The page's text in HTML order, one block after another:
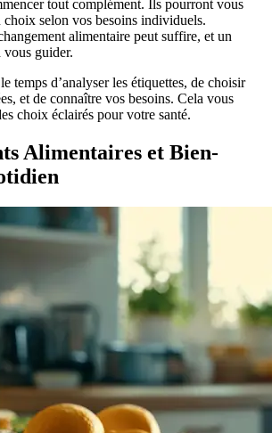
tout complément. Ils pourront vous
choix selon vos besoins individuels.
alimentaire peut suffire, et un
vous guider.
temps d’analyser les étiquettes, de choisir
et de connaître vos besoins. Cela vous
choix éclairés pour votre santé.
Alimentaires et Bien-